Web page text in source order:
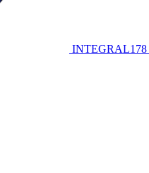
INTEGRAL178